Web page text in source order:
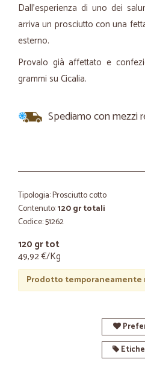
Dall'esperienza di uno dei
arriva un prosciutto con una
esterno.
Provalo già affettato e
grammi su Cicalia.
Spediamo con mezzi
Tipologia: Prosciutto cotto
Contenuto:120 gr totali
Codice: 51262
120 gr tot
49,92 €/Kg
Prodotto